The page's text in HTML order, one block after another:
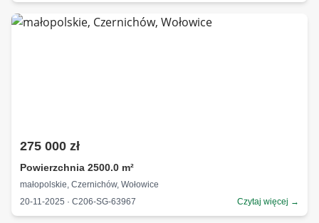
275 000 zł
Powierzchnia 2500.0 m²
małopolskie, Czernichów, Wołowice
20-11-2025 · C206-SG-63967
Czytaj więcej →